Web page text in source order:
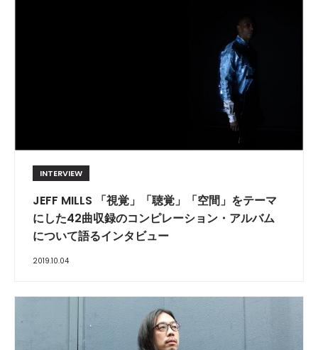
INTERVIEW
JEFF MILLS 「視覚」「聴覚」「空間」をテーマ
にした42曲収録のコンピレーション・アルバム
について語るインタビュー
2019.10.04